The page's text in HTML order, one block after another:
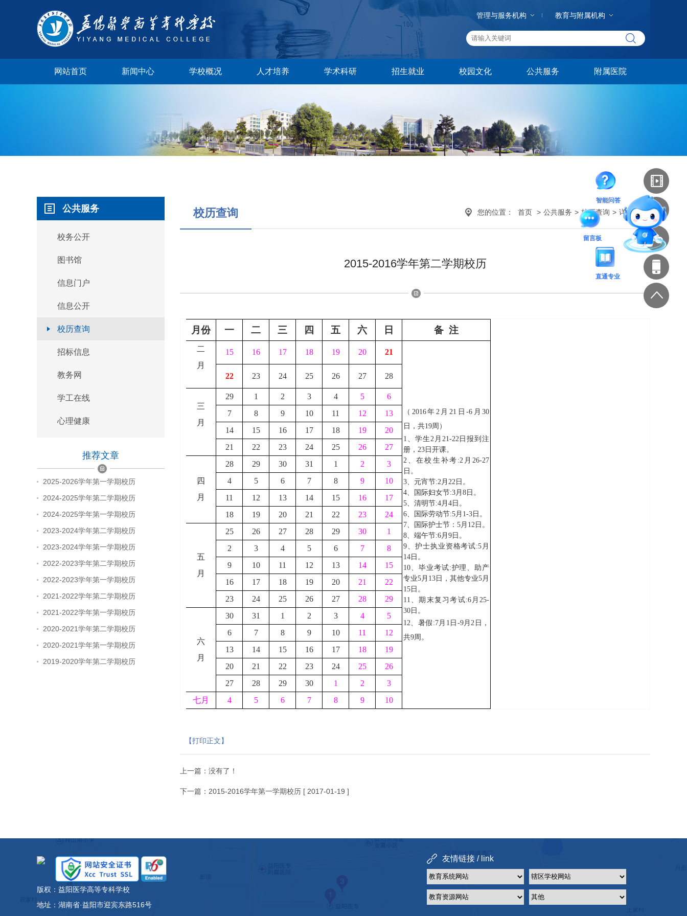
管理与服务机构 教育与附属机构
网站首页 新闻中心 学校概况 人才培养 学术科研 招生就业 校园文化 公共服务 附属医院
公共服务
校务公开
图书馆
信息门户
信息公开
校历查询
招标信息
教务网
学工在线
心理健康
推荐文章
2025-2026学年第一学期校历
2024-2025学年第二学期校历
2024-2025学年第一学期校历
2023-2024学年第二学期校历
2023-2024学年第一学期校历
2022-2023学年第二学期校历
2022-2023学年第一学期校历
2021-2022学年第二学期校历
2021-2022学年第一学期校历
2020-2021学年第二学期校历
2020-2021学年第一学期校历
2019-2020学年第二学期校历
您的位置： 首页 > 公共服务 > 校历查询 > 详细内容
校历查询
2015-2016学年第二学期校历
月份 一 二 三 四 五 六 日 备 注
二
月
15 16 17 18 19 20 21
（2016年2月21日-6月30
日，共19周）
1、学生2月21-22日报到注
册，23日开课。
2、在校生补考:2月26-27
日。
3、元宵节:2月22日。
4、国际妇女节:3月8日。
5、清明节:4月4日。
6、国际劳动节:5月1-3日。
7、国际护士节：5月12日。
8、端午节:6月9日。
9、护士执业资格考试:5月
14日。
10、毕业考试:护理、助产
专业5月13日，其他专业5月
15日。
11、期末复习考试:6月25-
30日。
12、 暑假:7月1日-9月2日，
共9周。
22 23 24 25 26 27 28
三
月
29 1 2 3 4 5
6
7
8 9 10 11 12
13
14
15 16 17 18 19
20
21
22 23 24 25 26 27
四
月
28 29 30 31 1 2
3
4
5 6 7 8 9
10
11
12 13 14 15 16
17
18
19 20 21 22 23 24
五
月
25 26 27 28 29 30
1
2
3 4 5 6 7
8
9
10 11 12 13 14
15
16
17 18 19 20 21
22
23
24 25 26 27 28 29
六
月
30 31 1 2 3 4
5
6
7 8 9 10 11
12
13
14 15 16 17 18
19
20
21 22 23 24 25
26
27
28 29 30 1 2
3
七月
4 5 6 7 8 9 10
【打印正文】
上一篇：没有了！
下一篇： 2015-2016学年第一学期校历 [ 2017-01-19 ]
版权：益阳医学高等专科学校
地址：湖南省·益阳市迎宾东路516号
友情链接 / link
智能问答
留言板
直通专业